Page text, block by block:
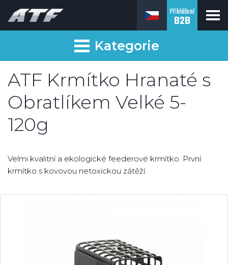
Přihlášení
B2B
Kategorie
ATF Krmítko Hranaté s
Obratlíkem Velké 5-
120g
Velmi kvalitní a ekologické feederové krmítko. První
krmítko s kovovou netoxickou zátěží.